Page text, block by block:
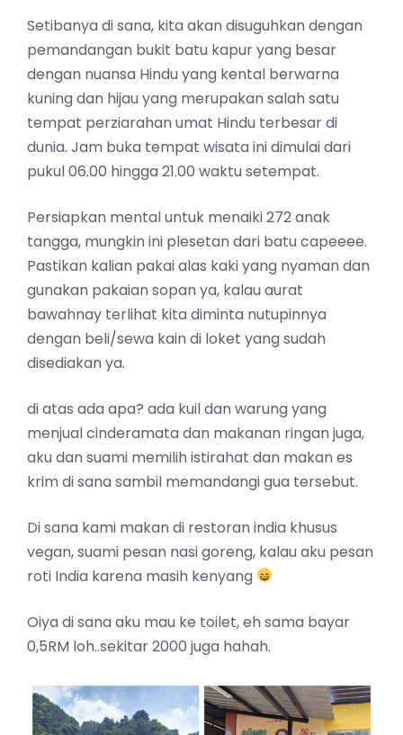
Setibanya di sana, kita akan disuguhkan dengan
pemandangan bukit batu kapur yang besar
dengan nuansa Hindu yang kental berwarna
kuning dan hijau yang merupakan salah satu
tempat perziarahan umat Hindu terbesar di
dunia. Jam buka tempat wisata ini dimulai dari
pukul 06.00 hingga 21.00 waktu setempat.
Persiapkan mental untuk menaiki 272 anak
tangga, mungkin ini plesetan dari batu capeeee.
Pastikan kalian pakai alas kaki yang nyaman dan
gunakan pakaian sopan ya, kalau aurat
bawahnay terlihat kita diminta nutupinnya
dengan beli/sewa kain di loket yang sudah
disediakan ya.
di atas ada apa? ada kuil dan warung yang
menjual cinderamata dan makanan ringan juga,
aku dan suami memilih istirahat dan makan es
krim di sana sambil memandangi gua tersebut.
Di sana kami makan di restoran india khusus
vegan, suami pesan nasi goreng, kalau aku pesan
roti India karena masih kenyang
Oiya di sana aku mau ke toilet, eh sama bayar
0,5RM loh..sekitar 2000 juga hahah.